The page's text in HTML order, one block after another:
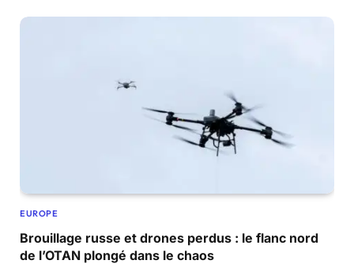
EUROPE
Brouillage russe et drones perdus : le flanc nord
de l’OTAN plongé dans le chaos